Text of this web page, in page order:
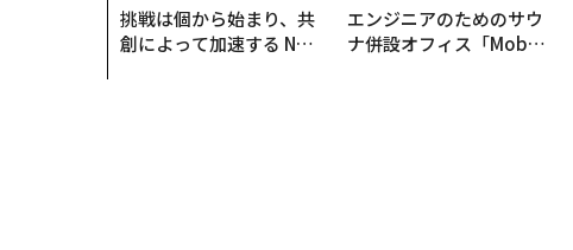
挑戦は個から始まり、共
創によって加速する NOR
エンジニアのためのサウ
ナ併設オフィス「Mobiu